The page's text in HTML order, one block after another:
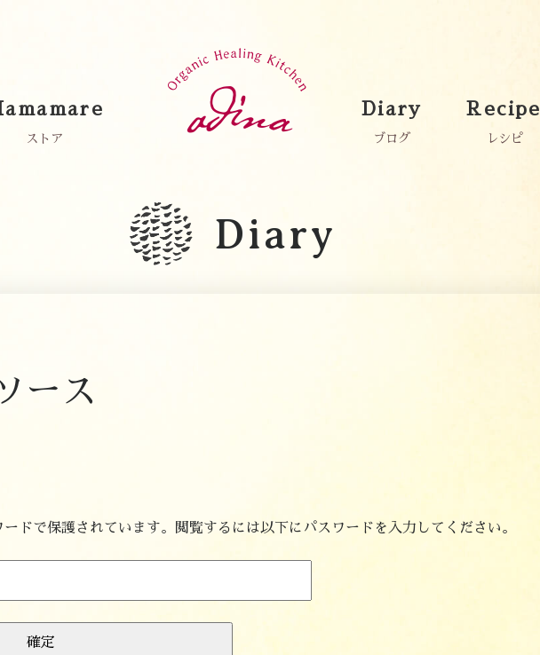
ストア
Diary
ブログ
Recipe
レシピ
Diary
ース
ドで保護されています。閲覧するには以下にパスワードを入力してください。